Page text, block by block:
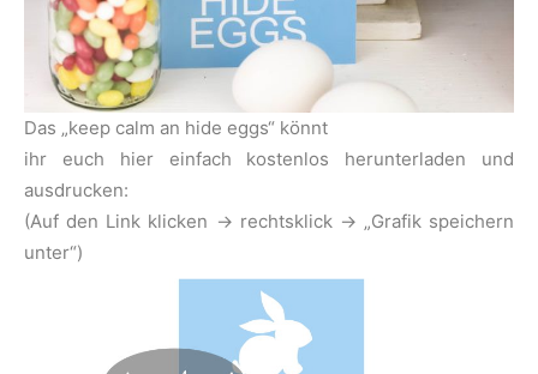
Das „keep calm an hide eggs“ könnt
ihr euch hier einfach kostenlos herunterladen und
ausdrucken:
(Auf den Link klicken -> rechtsklick -> „Grafik speichern
unter“)